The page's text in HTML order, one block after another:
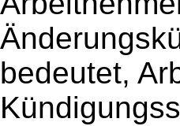
bedeutet,